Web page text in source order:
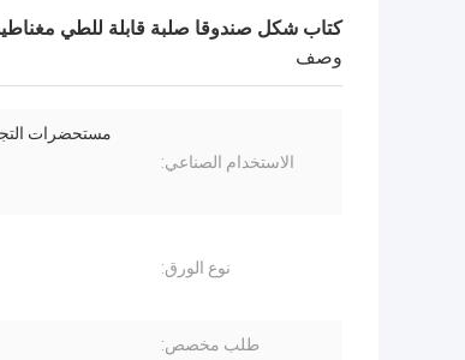
كتاب شكل صندوقا صلبة قابلة للطي
وصف
الاستخدام الصناعي:
مستحضرات
نوع الورق:
طلب مخصص: